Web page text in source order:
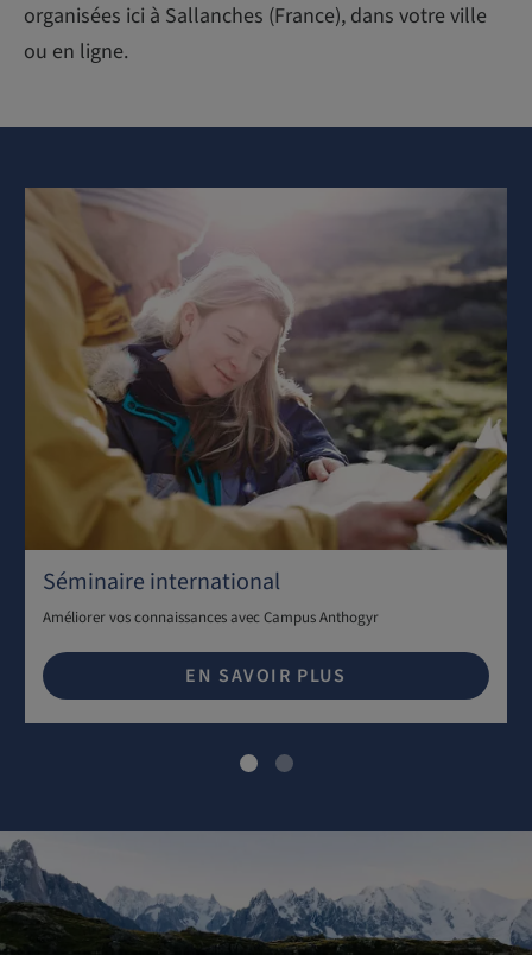
organisées ici à Sallanches (France), dans votre ville
ou en ligne.
Séminaire international
Améliorer vos connaissances avec Campus Anthogyr
EN SAVOIR PLUS